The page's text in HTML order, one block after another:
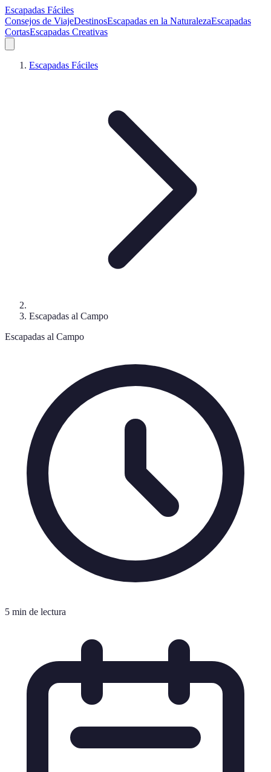
Escapadas Fáciles
Consejos de ViajeDestinosEscapadas en la NaturalezaEscapadas
CortasEscapadas Creativas
Escapadas Fáciles
Escapadas al Campo
Escapadas al Campo
5 min de lectura